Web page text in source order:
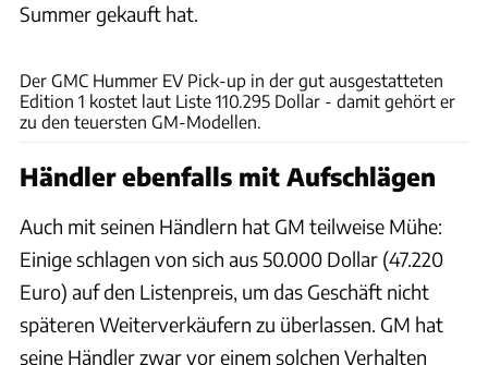
Summer gekauft hat.
Der GMC Hummer EV Pick-up in der gut ausgestatteten
Edition 1 kostet laut Liste 110.295 Dollar - damit gehört er
zu den teuersten GM-Modellen.
Händler ebenfalls mit Aufschlägen
Auch mit seinen Händlern hat GM teilweise Mühe:
Einige schlagen von sich aus 50.000 Dollar (47.220
Euro) auf den Listenpreis, um das Geschäft nicht
späteren Weiterverkäufern zu überlassen. GM hat
seine Händler zwar vor einem solchen Verhalten